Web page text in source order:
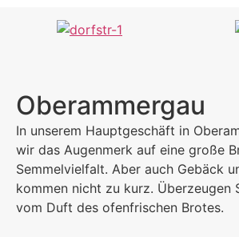
Oberammergau
In unserem Hauptgeschäft in
wir das Augenmerk auf eine große
Semmelvielfalt. Aber auch Gebäck
kommen nicht zu kurz. Überzeugen
vom Duft des ofenfrischen Brotes.